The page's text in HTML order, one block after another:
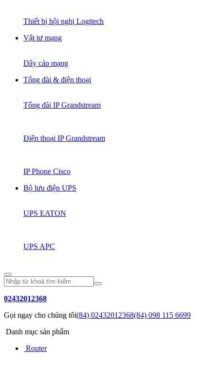
Thiết bị hội nghị Logitech
Vật tư mạng
Dây cáp mạng
Tổng đài & điện thoại
Tổng đài IP Grandstream
Điện thoại IP Grandstream
IP Phone Cisco
Bộ lưu điện UPS
UPS EATON
UPS APC
02432012368
Gọi ngay cho chúng tôi(84) 02432012368(84) 098 115 6699
Danh mục sản phẩm
Router